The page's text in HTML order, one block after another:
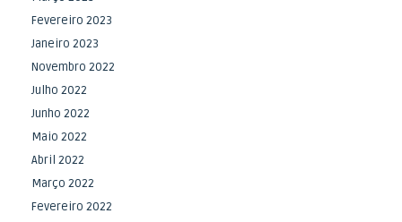
Fevereiro 2023
Janeiro 2023
Novembro 2022
Julho 2022
Junho 2022
Maio 2022
Abril 2022
Março 2022
Fevereiro 2022